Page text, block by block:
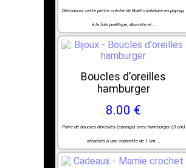
Découvrez cette petite crèche de Noël miniature en pop-up,
à la fois poétique, discrète et...
Boucles d'oreilles
hamburger
8.00 €
Paire de boucles d'oreilles (earings) avec hamburger (3 cm)
attachés à une chaînette de 1 cm....